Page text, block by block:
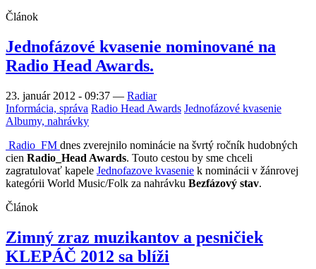
Článok
Jednofázové kvasenie nominované na
Radio Head Awards.
23. január 2012 - 09:37 — Radiar
Informácia, správa Radio Head Awards Jednofázové kvasenie
Albumy, nahrávky
Radio_FM dnes zverejnilo nominácie na švrtý ročník hudobných
cien Radio_Head Awards. Touto cestou by sme chceli
zagratulovať kapele Jednofazove kvasenie k nominácii v žánrovej
kategórii World Music/Folk za nahrávku Bezfázový stav.
Článok
Zimný zraz muzikantov a pesničiek
KLEPÁČ 2012 sa blíži